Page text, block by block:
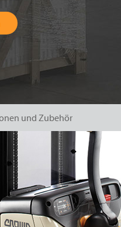
und Zubehör